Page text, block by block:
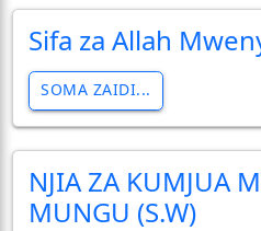
Sifa za Allah
SOMA ZAIDI...
NJIA ZA KUMJUA
MUNGU (S.W)